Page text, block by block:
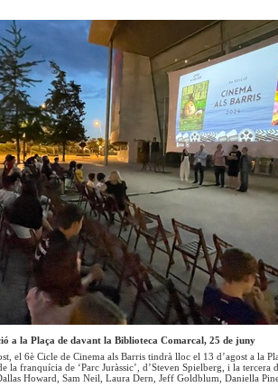
a la Plaça de davant la Biblioteca Comarcal, 25 de juny
el 6è Cicle de Cinema als Barris tindrà lloc el 13 d’agost a la
la franquícia de ‘Parc Juràssic’, d’Steven Spielberg, i la tercera
Howard, Sam Neil, Laura Dern, Jeff Goldblum, Daniella